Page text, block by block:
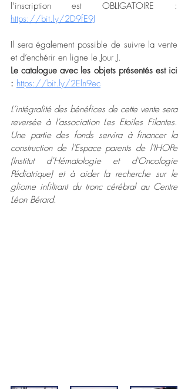
https://bit.ly/2D9fE9J
Il sera également possible de suivre la vente
et d’enchérir en ligne le Jour J.
Le catalogue avec les objets présentés est ici
: https://bit.ly/2Eln9ec
L’intégralité des bénéfices de cette vente sera
reversée à l’association Les Etoiles Filantes.
Une partie des fonds servira à financer la
construction de l'Espace parents de l'IHOPe
(Institut d’Hématologie et d'Oncologie
Pédiatrique) et à aider la recherche sur le
gliome infiltrant du tronc cérébral au Centre
Léon Bérard.